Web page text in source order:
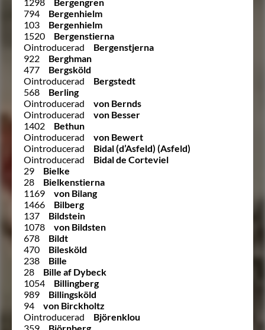
1298
Bergengren
794
Bergenhielm
103
Bergenhielm
1520
Bergenstierna
Ointroducerad
Bergenstjerna
922
Berghman
477
Bergsköld
Ointroducerad
Bergstedt
568
Berling
Ointroducerad
von Bernds
Ointroducerad
von Besser
1402
Bethun
Ointroducerad
von Bewert
Ointroducerad
Bidal (d’Asfeld) (Asfeld)
Ointroducerad
Bidal de Corteviel
29
Bielke
28
Bielkenstierna
1169
von Bilang
1466
Bilberg
137
Bildstein
1078
von Bildsten
678
Bildt
470
Bilesköld
238
Bille
28
Bille af Dybeck
1054
Billingberg
989
Billingsköld
94
von Birckholtz
Ointroducerad
Björenklou